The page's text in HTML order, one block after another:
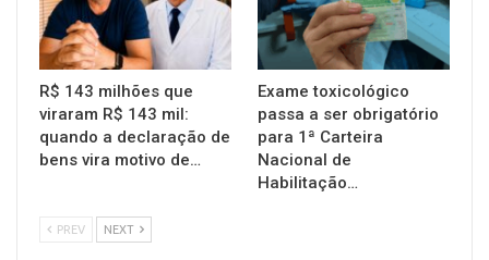
R$ 143 milhões que
viraram R$ 143 mil:
quando a declaração de
bens vira motivo de…
Exame toxicológico
passa a ser obrigatório
para 1ª Carteira
Nacional de
Habilitação…
PREV NEXT